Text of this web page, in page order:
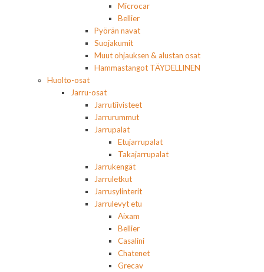
Microcar
Bellier
Pyörän navat
Suojakumit
Muut ohjauksen & alustan osat
Hammastangot TÄYDELLINEN
Huolto-osat
Jarru-osat
Jarrutiivisteet
Jarrurummut
Jarrupalat
Etujarrupalat
Takajarrupalat
Jarrukengät
Jarruletkut
Jarrusylinterit
Jarrulevyt etu
Aixam
Bellier
Casalini
Chatenet
Grecav